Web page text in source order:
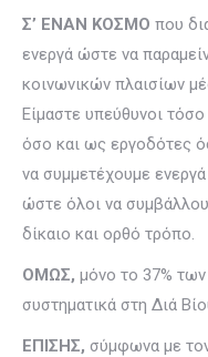
Σ’ ΕΝΑΝ ΚΟΣΜΟ που
ενεργά ώστε να
κοινωνικών πλαισίων
Είμαστε υπεύθυνοι
όσο και ως εργοδότες
να συμμετέχουμε
ώστε όλοι να
δίκαιο και ορθό τρόπο.
ΟΜΩΣ, μόνο το 37%
συστηματικά στη Διά
ΕΠΙΣΗΣ, σύμφωνα με